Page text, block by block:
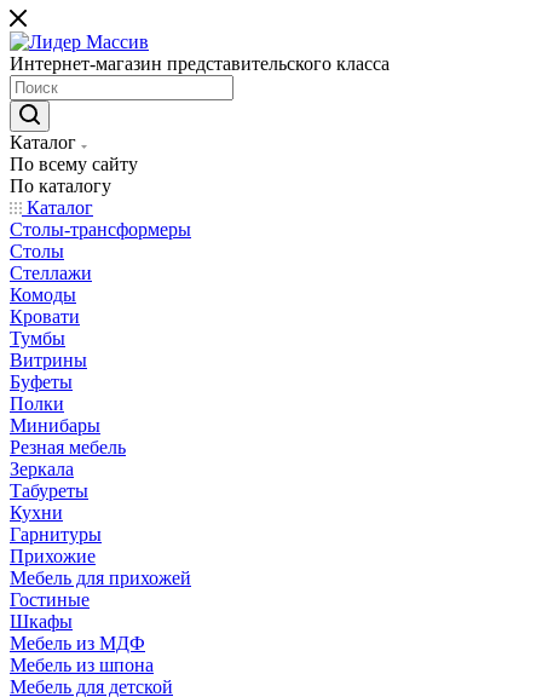
Интернет-магазин представительского класса
Каталог
По всему сайту
По каталогу
Каталог
Столы-трансформеры
Столы
Стеллажи
Комоды
Кровати
Тумбы
Витрины
Буфеты
Полки
Минибары
Резная мебель
Зеркала
Табуреты
Кухни
Гарнитуры
Прихожие
Мебель для прихожей
Гостиные
Шкафы
Мебель из МДФ
Мебель из шпона
Мебель для детской